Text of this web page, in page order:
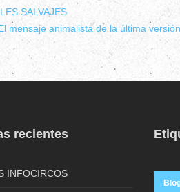
SALVAJES
mensaje animalista de la última
recientes
INFOCIRCOS